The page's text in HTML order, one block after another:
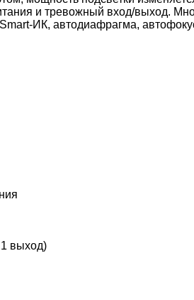
и тревожный вход/выход.
ИК, автодиафрагма,
выход)